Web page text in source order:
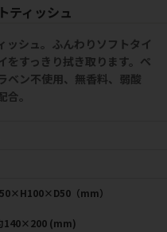
ティッシュ
ッシュ。ふんわりソフトタイ
をすっきり拭き取ります。ペ
ベン不使用、無香料、弱酸
。
（mm）
140×200 (mm)